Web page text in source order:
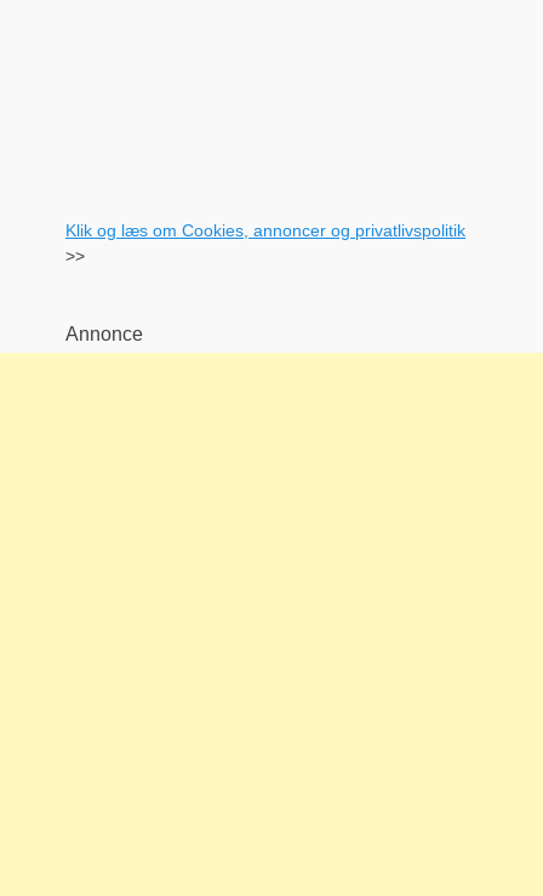
Klik og læs om Cookies, annoncer og privatlivspolitik
>>
Annonce